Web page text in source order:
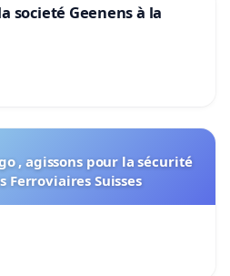
societé Geenens à la
, agissons pour la sécurité
Ferroviaires Suisses